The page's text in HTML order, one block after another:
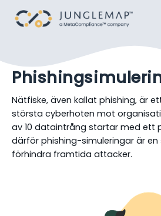
Nätfiske, även kallat phishing, är
största cyberhoten mot
av 10 dataintrång startar med ett
därför phishing-simuleringar är
förhindra framtida attacker.